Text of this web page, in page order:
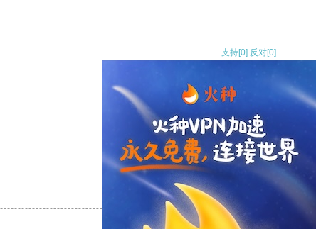
支持[0] 反对[0]
支持[0] 反对
支持